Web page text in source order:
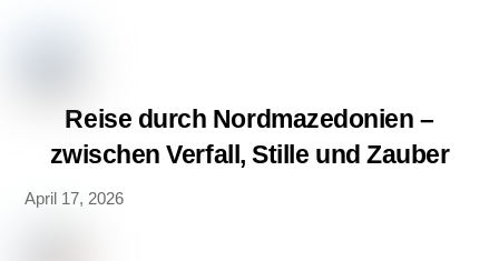
Reise durch Nordmazedonien –
zwischen Verfall, Stille und Zauber
April 17, 2026